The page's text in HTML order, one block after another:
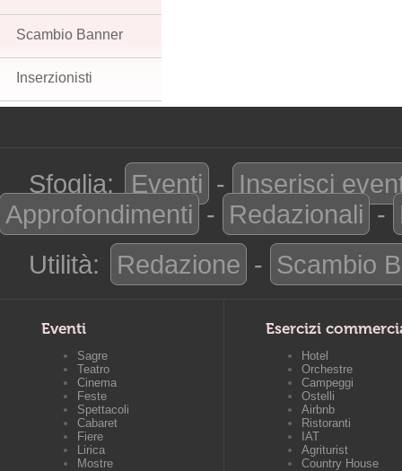
Scambio Banner
Inserzionisti
Sfoglia: Eventi - Inserisci
Approfondimenti - Redazionali -
Utilità:
Redazione - Scambio
Eventi
Sagre
Teatro
Cinema
Feste
Spettacoli
Cabaret
Fiere
Lirica
Mostre
Esercizi
Hotel
Orchestre
Campeggi
Ostelli
Airbnb
Ristoranti
IAT
Agriturist
Country House